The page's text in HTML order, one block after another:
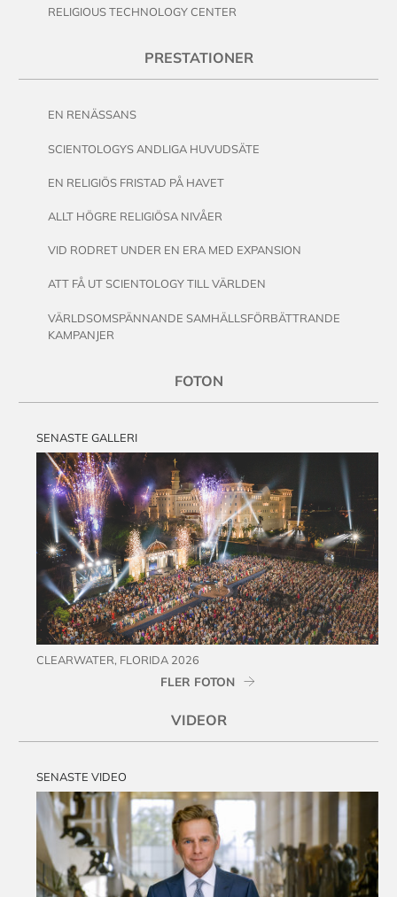
RELIGIOUS TECHNOLOGY CENTER
PRESTATIONER
EN RENÄSSANS
SCIENTOLOGYS ANDLIGA HUVUDSÄTE
EN RELIGIÖS FRISTAD PÅ HAVET
ALLT HÖGRE RELIGIÖSA NIVÅER
VID RODRET UNDER EN ERA MED EXPANSION
ATT FÅ UT SCIENTOLOGY TILL VÄRLDEN
VÄRLDSOMSPÄNNANDE SAMHÄLLSFÖRBÄTTRANDE
KAMPANJER
FOTON
SENASTE GALLERI
CLEARWATER, FLORIDA 2026
FLER FOTON
VIDEOR
SENASTE VIDEO